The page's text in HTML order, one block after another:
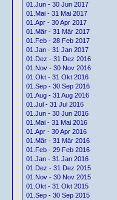
01.Jun - 30 Jun 2017
01.Mai - 31 Mai 2017
01.Apr - 30 Apr 2017
01.Mär - 31 Mär 2017
01.Feb - 28 Feb 2017
01.Jan - 31 Jan 2017
01.Dez - 31 Dez 2016
01.Nov - 30 Nov 2016
01.Okt - 31 Okt 2016
01.Sep - 30 Sep 2016
01.Aug - 31 Aug 2016
01.Jul - 31 Jul 2016
01.Jun - 30 Jun 2016
01.Mai - 31 Mai 2016
01.Apr - 30 Apr 2016
01.Mär - 31 Mär 2016
01.Feb - 29 Feb 2016
01.Jan - 31 Jan 2016
01.Dez - 31 Dez 2015
01.Nov - 30 Nov 2015
01.Okt - 31 Okt 2015
01.Sep - 30 Sep 2015